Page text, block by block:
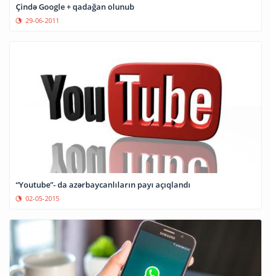
Çində Google + qadağan olunub
29-06-2011
“Youtube”- da azərbaycanlıların payı açıqlandı
02-05-2015